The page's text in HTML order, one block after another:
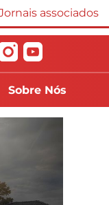
associados
Sobre Nós